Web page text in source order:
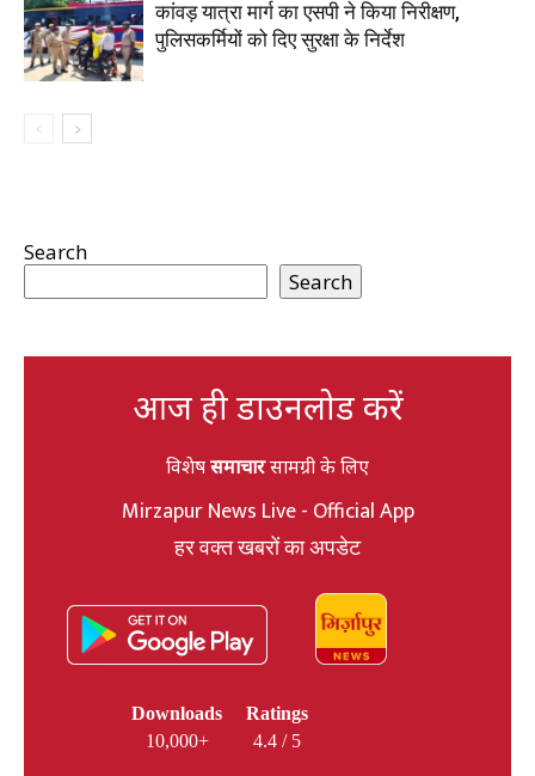
कांवड़ यात्रा मार्ग का एसपी ने किया निरीक्षण,
पुलिसकर्मियों को दिए सुरक्षा के निर्देश
Search
Search
आज ही डाउनलोड करें
विशेषसमाचारसामग्री के लिए
Mirzapur News Live - Official App
हर वक्त खबरों का अपडेट
Downloads
10,000+
Ratings
4.4 / 5